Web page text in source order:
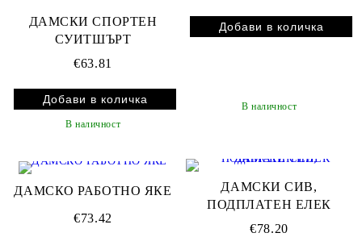
ДАМСКИ СПОРТЕН
СУИТШЪРТ
€63.81
В наличност
В наличност
ДАМСКО РАБОТНО ЯКЕ
€73.42
ДАМСКИ СИВ,
ПОДПЛАТЕН ЕЛЕК
€78.20